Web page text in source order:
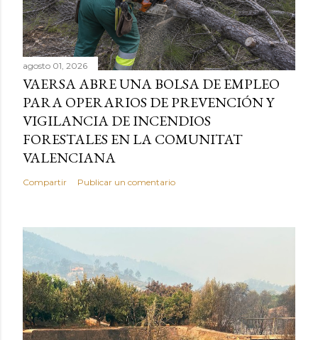
agosto 01, 2026
VAERSA ABRE UNA BOLSA DE EMPLEO
PARA OPERARIOS DE PREVENCIÓN Y
VIGILANCIA DE INCENDIOS
FORESTALES EN LA COMUNITAT
VALENCIANA
Compartir Publicar un comentario